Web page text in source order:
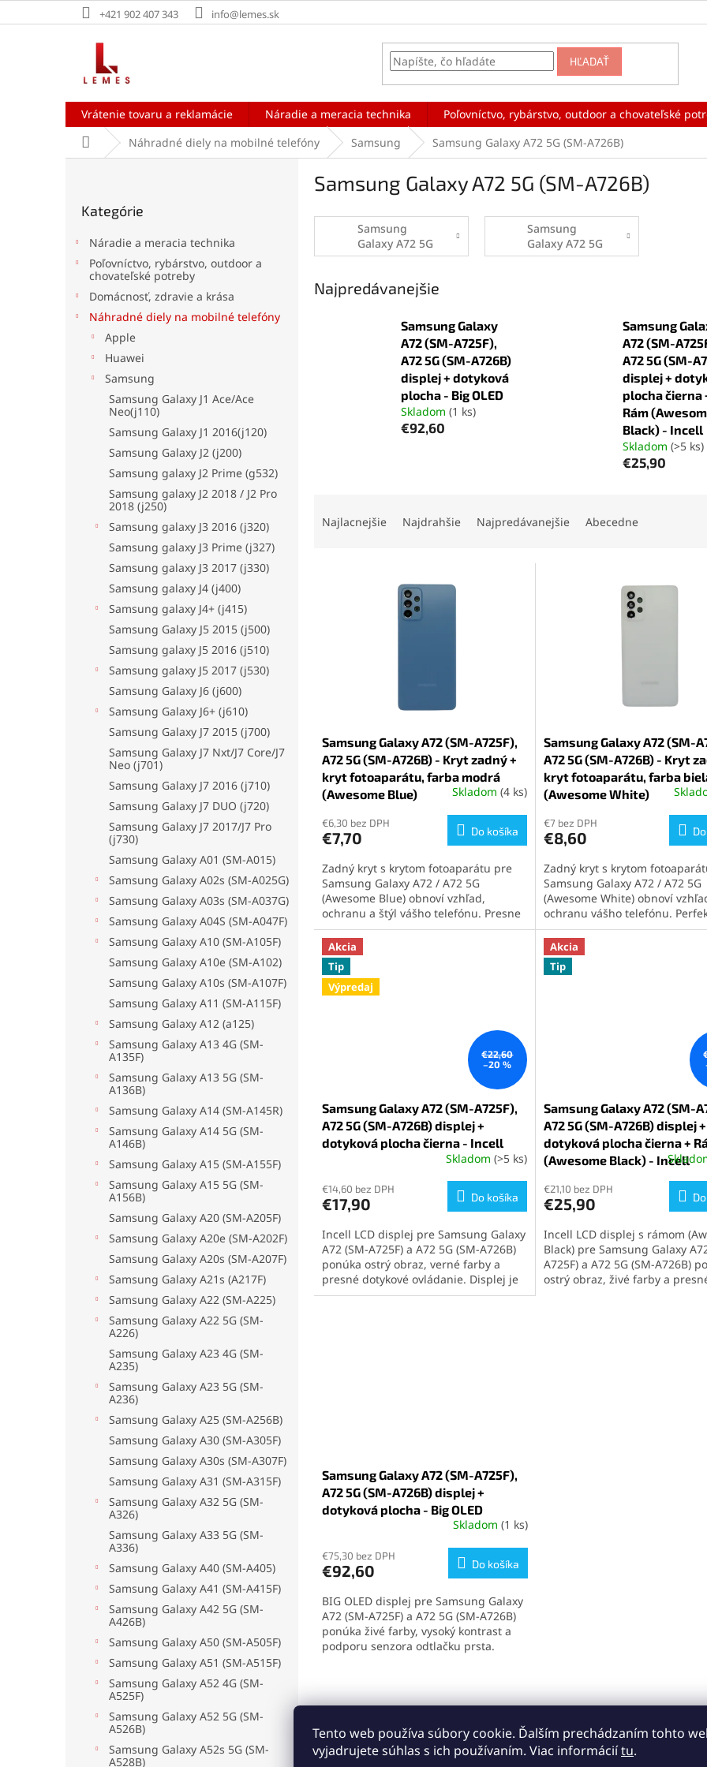
Tento web používa súbory cookie. Ďalším prechádzaním tohto
vyjadrujete súhlas s ich používaním. Viac informáciítu.
na
+421 902 407 343 info@lemes.sk
HĽADAŤ
Vrátenie tovaru a reklamácie Náradie a meracia technika
Poľovníctvo, rybárstvo, outdoor a chovateľské
DomovNáhradné diely na mobilné telefóny Samsung Samsung Galaxy A72 5G (SM-A726B)
kategórie
Kategórie
Náradie a meracia technika
Poľovníctvo, rybárstvo, outdoor a
chovateľské potreby
Domácnosť, zdravie a krása
Náhradné diely na mobilné telefóny
Apple
Huawei
Samsung
Samsung Galaxy J1 Ace/Ace
Neo(j110)
Samsung Galaxy J1 2016(j120)
Samsung Galaxy J2 (j200)
Samsung galaxy J2 Prime (g532)
Samsung galaxy J2 2018 / J2 Pro
2018 (j250)
Samsung galaxy J3 2016 (j320)
Samsung galaxy J3 Prime (j327)
Samsung galaxy J3 2017 (j330)
Samsung galaxy J4 (j400)
Samsung galaxy J4+ (j415)
Samsung Galaxy J5 2015 (j500)
Samsung galaxy J5 2016 (j510)
Samsung galaxy J5 2017 (j530)
Samsung Galaxy J6 (j600)
Samsung Galaxy J6+ (j610)
Samsung Galaxy J7 2015 (j700)
Samsung Galaxy J7 Nxt/J7 Core/J7
Neo (j701)
Samsung Galaxy J7 2016 (j710)
Samsung Galaxy J7 DUO (j720)
Samsung Galaxy J7 2017/J7 Pro
(j730)
Samsung Galaxy A01 (SM-A015)
Samsung Galaxy A02s (SM-A025G)
Samsung Galaxy A03s (SM-A037G)
Samsung Galaxy A04S (SM-A047F)
Samsung Galaxy A10 (SM-A105F)
Samsung Galaxy A10e (SM-A102)
Samsung Galaxy A10s (SM-A107F)
Samsung Galaxy A11 (SM-A115F)
Samsung Galaxy A12 (a125)
Samsung Galaxy A13 4G (SM-
A135F)
Samsung Galaxy A13 5G (SM-
A136B)
Samsung Galaxy A14 (SM-A145R)
Samsung Galaxy A14 5G (SM-
A146B)
Samsung Galaxy A15 (SM-A155F)
Samsung Galaxy A15 5G (SM-
A156B)
Samsung Galaxy A20 (SM-A205F)
Samsung Galaxy A20e (SM-A202F)
Samsung Galaxy A20s (SM-A207F)
Samsung Galaxy A21s (A217F)
Samsung Galaxy A22 (SM-A225)
Samsung Galaxy A22 5G (SM-
A226)
Samsung Galaxy A23 4G (SM-
A235)
Samsung Galaxy A23 5G (SM-
A236)
Samsung Galaxy A25 (SM-A256B)
Samsung Galaxy A30 (SM-A305F)
Samsung Galaxy A30s (SM-A307F)
Samsung Galaxy A31 (SM-A315F)
Samsung Galaxy A32 5G (SM-
A326)
Samsung Galaxy A33 5G (SM-
A336)
Samsung Galaxy A40 (SM-A405)
Samsung Galaxy A41 (SM-A415F)
Samsung Galaxy A42 5G (SM-
A426B)
Samsung Galaxy A50 (SM-A505F)
Samsung Galaxy A51 (SM-A515F)
Samsung Galaxy A52 4G (SM-
A525F)
Samsung Galaxy A52 5G (SM-
A526B)
Samsung Galaxy A52s 5G (SM-
A528B)
Samsung Galaxy A72 5G (SM-A726B)
Samsung
Galaxy A72 5G
(SM-A726B) -
Samsung
Galaxy A72 5G
(SM-A726B) -
Najpredávanejšie
Samsung Galaxy
A72 (SM-A725F),
A72 5G (SM-A726B)
displej + dotyková
plocha - Big OLED
Skladom (1 ks)
€92,60
Samsung
A72 (SM-
A72 5G (SM-
displej +
plocha čierna
Rám
Black) - Incell
Skladom (>5 ks)
€25,90
Najlacnejšie Najdrahšie Najpredávanejšie Abecedne
Samsung Galaxy A72 (SM-A725F),
A72 5G (SM-A726B) - Kryt zadný +
kryt fotoaparátu, farba modrá
(Awesome Blue)
Priemerné
produktu
je
z
5
hviezdičiek.
Skladom (4 ks)
€6,30 bez DPH
€7,70 Do košíka
Zadný kryt s krytom fotoaparátu pre
Samsung Galaxy A72 / A72 5G
(Awesome Blue) obnoví vzhľad,
ochranu a štýl vášho telefónu. Presne
pasuje, jednoducho sa inštaluje a
chráni vnútorné komponenty. Ideálne
riešenie pre rýchlu a estetickú opravu
zariadenia.
Samsung Galaxy A72 (SM-
A72 5G (SM-A726B) - Kryt
kryt fotoaparátu, farba
(Awesome White)
€7 bez DPH
€8,60
Zadný kryt s krytom
Samsung Galaxy A72 / A72 5G
(Awesome White) obnoví
ochranu vášho telefónu.
pasuje, jednoducho sa
chráni vnútorné súčasti pred
poškodením. Ideálne riešenie
rýchlu a estetickú opravu
Akcia
Tip
Výpredaj
€22,60
–20 %
Samsung Galaxy A72 (SM-A725F),
A72 5G (SM-A726B) displej +
dotyková plocha čierna - Incell
produktu
je
z
5
hviezdičiek.
Skladom (>5 ks)
€14,60 bez DPH
€17,90 Do košíka
Incell LCD displej pre Samsung Galaxy
A72 (SM-A725F) a A72 5G (SM-A726B)
ponúka ostrý obraz, verné farby a
presné dotykové ovládanie. Displej je
kompatibilný s oboma modelmi a
Akcia
Tip
Samsung Galaxy A72 (SM-
A72 5G (SM-A726B) displej +
dotyková plocha čierna +
(Awesome Black) - Incell
€21,10 bez DPH
€25,90
Incell LCD displej s rámom
Black) pre Samsung Galaxy
A725F) a A72 5G (SM-A726B)
ostrý obraz, živé farby a
Samsung Galaxy A72 (SM-A725F),
A72 5G (SM-A726B) displej +
dotyková plocha - Big OLED
Skladom (1 ks)
€75,30 bez DPH
€92,60 Do košíka
BIG OLED displej pre Samsung Galaxy
A72 (SM-A725F) a A72 5G (SM-A726B)
ponúka živé farby, vysoký kontrast a
podporu senzora odtlačku prsta.
displeja.
v
á
d